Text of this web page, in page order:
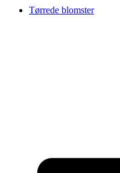
Tørrede blomster